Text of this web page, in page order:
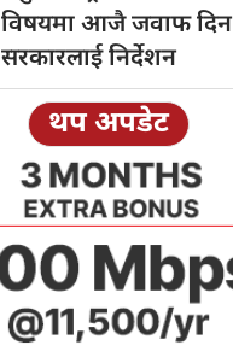
विषयमा आजै जवाफ दिन
सरकारलाई निर्देशन
थप अपडेट